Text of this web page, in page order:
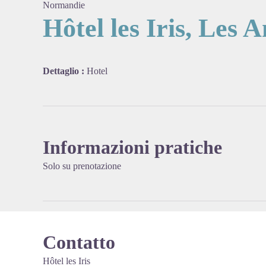
Normandie
Hôtel les Iris, Les
Dettaglio : Hotel
Informazioni pratiche
Solo su prenotazione
Contatto
Hôtel les Iris